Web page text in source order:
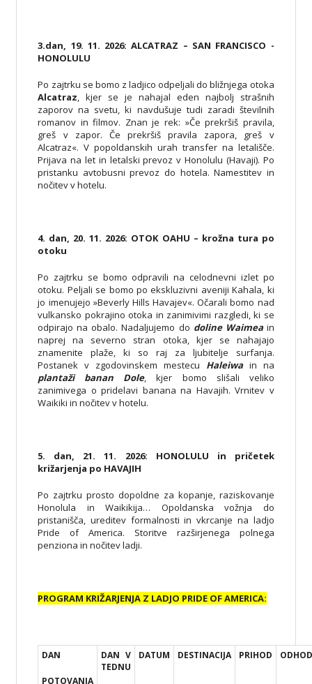
3.dan, 19. 11. 2026: ALCATRAZ – SAN FRANCISCO -
HONOLULU
Po zajtrku se bomo z ladjico odpeljali do bližnjega otoka
Alcatraz, kjer se je nahajal eden najbolj strašnih
zaporov na svetu, ki navdušuje tudi zaradi številnih
romanov in filmov. Znan je rek: »Če prekršiš pravila,
greš v zapor. Če prekršiš pravila zapora, greš v
Alcatraz«. V popoldanskih urah transfer na letališče.
Prijava na let in letalski prevoz v Honolulu (Havaji). Po
pristanku avtobusni prevoz do hotela. Namestitev in
nočitev v hotelu.
4. dan, 20. 11. 2026: OTOK OAHU – krožna tura po
otoku
Po zajtrku se bomo odpravili na celodnevni izlet po
otoku. Peljali se bomo po ekskluzivni aveniji Kahala, ki
jo imenujejo »Beverly Hills Havajev«. Očarali bomo nad
vulkansko pokrajino otoka in zanimivimi razgledi, ki se
odpirajo na obalo. Nadaljujemo do doline Waimeain
naprej na severno stran otoka, kjer se nahajajo
znamenite plaže, ki so raj za ljubitelje surfanja.
Postanek v zgodovinskem mestecu Haleiwain na
plantaži banan Dole, kjer bomo slišali veliko
zanimivega o pridelavi banana na Havajih. Vrnitev v
Waikiki in nočitev v hotelu.
5. dan, 21. 11. 2026: HONOLULU in pričetek
križarjenja po HAVAJIH
Po zajtrku prosto dopoldne za kopanje, raziskovanje
Honolula in Waikikija… Opoldanska vožnja do
pristanišča, ureditev formalnosti in vkrcanje na ladjo
Pride of America. Storitve razširjenega polnega
penziona in nočitev ladji.
PROGRAM KRIŽARJENJA Z LADJO PRIDE OF AMERICA:
DAN
POTOVANJA
DAN V
TEDNU
DATUM DESTINACIJA PRIHOD